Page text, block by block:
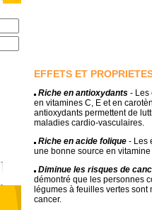
EFFETS ET
Riche en antioxydants - Les
en vitamines C, E et en
antioxydants permettent de
maladies cardio-vasculaires.
Riche en acide folique - Les
une bonne source en vitamine
Diminue les risques de
démontré que les personnes
légumes à feuilles vertes sont
cancer.